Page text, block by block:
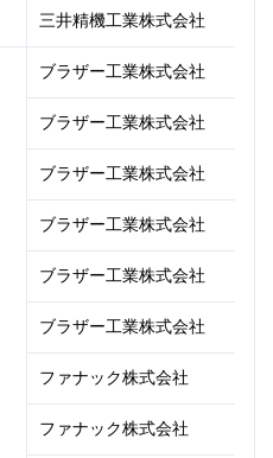
三井精機工業株式会社
ブラザー工業株式会社
ブラザー工業株式会社
ブラザー工業株式会社
ブラザー工業株式会社
ブラザー工業株式会社
ブラザー工業株式会社
ファナック株式会社
ファナック株式会社